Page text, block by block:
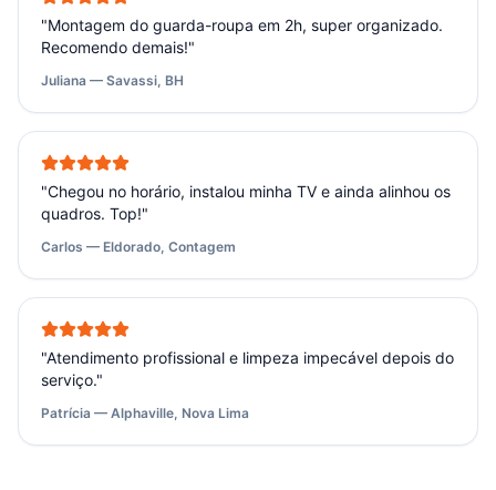
"Montagem do guarda-roupa em 2h, super organizado.
Recomendo demais!"
Juliana — Savassi, BH
"Chegou no horário, instalou minha TV e ainda alinhou os
quadros. Top!"
Carlos — Eldorado, Contagem
"Atendimento profissional e limpeza impecável depois do
serviço."
Patrícia — Alphaville, Nova Lima